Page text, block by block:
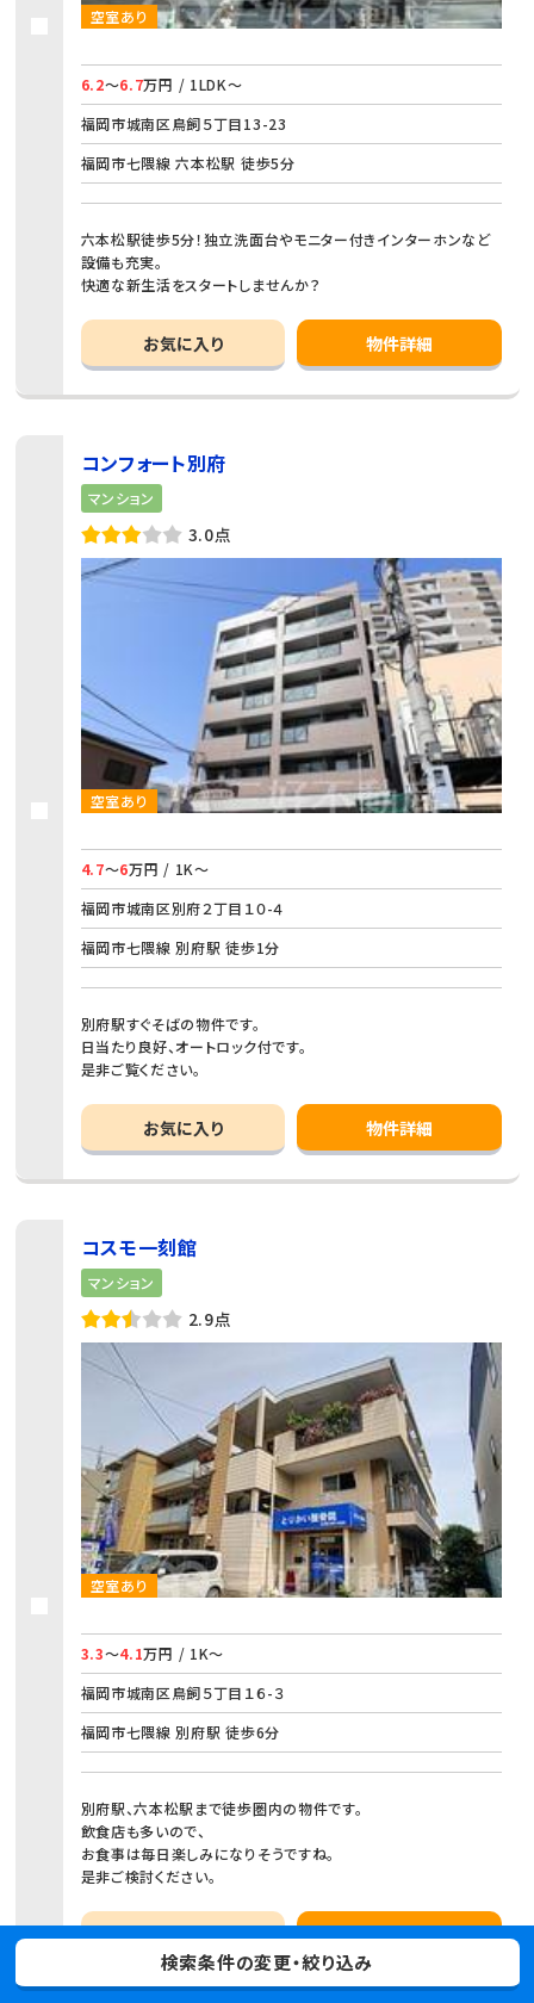
空室あり
6.2～6.7万円 / 1LDK～
福岡市城南区鳥飼５丁目13-23
福岡市七隈線 六本松駅 徒歩5分
六本松駅徒歩5分！独立洗面台やモニター付きインターホンなど
設備も充実。
快適な新生活をスタートしませんか？
お気に入り 物件詳細
コンフォート別府
マンション
3.0点
空室あり
4.7～6万円 / 1K～
福岡市城南区別府２丁目１０-４
福岡市七隈線 別府駅 徒歩1分
別府駅すぐそばの物件です。
日当たり良好、オートロック付です。
是非ご覧ください。
お気に入り 物件詳細
コスモ一刻館
マンション
2.9点
空室あり
3.3～4.1万円 / 1K～
福岡市城南区鳥飼５丁目１６-３
福岡市七隈線 別府駅 徒歩6分
別府駅、六本松駅まで徒歩圏内の物件です。
飲食店も多いので、
お食事は毎日楽しみになりそうですね。
是非ご検討ください。
お気に入り 物件詳細
検索条件の変更・絞り込み